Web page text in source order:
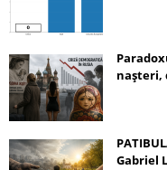
nașteri,
Gabriel